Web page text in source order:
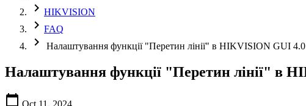
chevron_right HIKVISION
chevron_right FAQ
chevron_right Налаштування функції "Перетин лінії" в HIKVISION GUI 4.0
Налаштування функції "Перетин лінії" в
calendar_today Oct 11, 2024